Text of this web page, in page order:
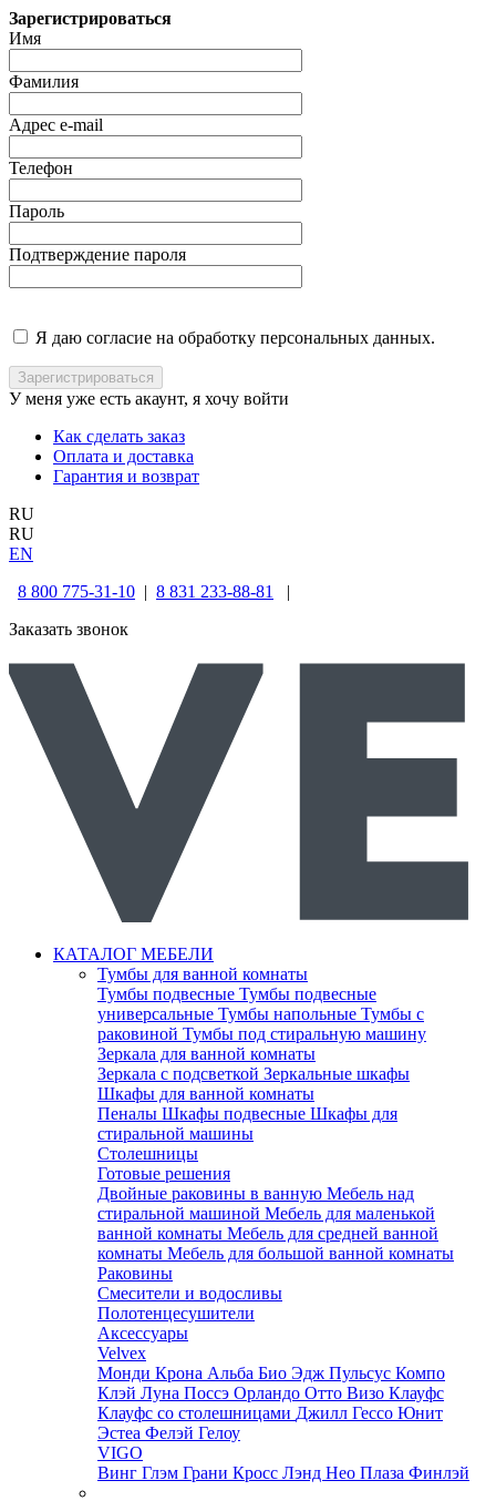
Зарегистрироваться
Имя
Фамилия
Адрес e-mail
Телефон
Пароль
Подтверждение пароля
Я даю согласие на обработку персональных данных.
У меня уже есть акаунт, я хочу войти
Как сделать заказ
Оплата и доставка
Гарантия и возврат
RU
RU
EN
8 800 775-31-10 | 8 831 233-88-81
|
Заказать звонок
КАТАЛОГ МЕБЕЛИ
Тумбы для ванной комнаты
Тумбы подвесные Тумбы подвесные
универсальные Тумбы напольные Тумбы с
раковиной Тумбы под стиральную машину
Зеркала для ванной комнаты
Зеркала с подсветкой Зеркальные шкафы
Шкафы для ванной комнаты
Пеналы Шкафы подвесные Шкафы для
стиральной машины
Столешницы
Готовые решения
Двойные раковины в ванную Мебель над
стиральной машиной Мебель для маленькой
ванной комнаты Мебель для средней ванной
комнаты Мебель для большой ванной комнаты
Раковины
Смесители и водосливы
Полотенцесушители
Аксессуары
Velvex
Монди Крона Альба Био Эдж Пульсус Компо
Клэй Луна Поссэ Орландо Отто Визо Клауфс
Клауфс со столешницами Джилл Гессо Юнит
Эстеа Фелэй Гелоу
VIGO
Винг Глэм Грани Кросс Лэнд Нео Плаза Финлэй